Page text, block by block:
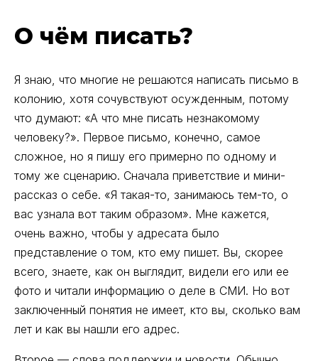
О чём писать?
Я знаю, что многие не решаются написать письмо в
колонию, хотя сочувствуют осужденным, потому
что думают: «А что мне писать незнакомому
человеку?». Первое письмо, конечно, самое
сложное, но я пишу его примерно по одному и
тому же сценарию. Сначала приветствие и мини-
рассказ о себе. «Я такая-то, занимаюсь тем-то, о
вас узнала вот таким образом». Мне кажется,
очень важно, чтобы у адресата было
представление о том, кто ему пишет. Вы, скорее
всего, знаете, как он выглядит, видели его или ее
фото и читали информацию о деле в СМИ. Но вот
заключенный понятия не имеет, кто вы, сколько вам
лет и как вы нашли его адрес.